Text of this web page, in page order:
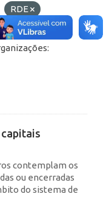
RDE
OData
contemplam os
ou encerradas
do sistema de